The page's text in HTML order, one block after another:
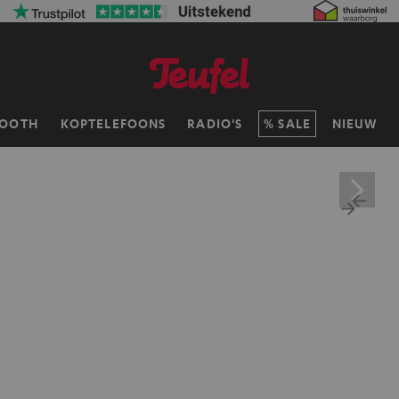
KOPTELEFOONS RADIO'S SALE NIEUW